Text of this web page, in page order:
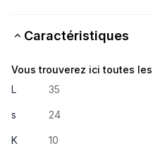
Caractéristiques
Vous trouverez ici toutes
L
35
s 24
K 10